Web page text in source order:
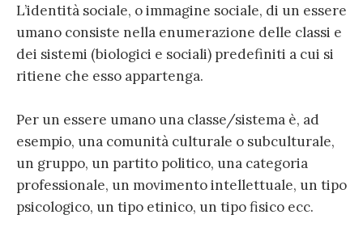
L’identità sociale, o immagine sociale, di un essere
umano consiste nella enumerazione delle classi e
dei sistemi (biologici e sociali) predefiniti a cui si
ritiene che esso appartenga.
Per un essere umano una classe/sistema è, ad
esempio, una comunità culturale o subculturale,
un gruppo, un partito politico, una categoria
professionale, un movimento intellettuale, un tipo
psicologico, un tipo etinico, un tipo fisico ecc.